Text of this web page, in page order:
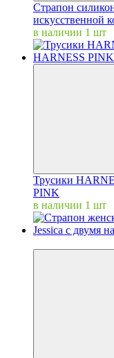
Страпон
искусственной
в наличии 1 шт
Трусики
PINK
в наличии 1 шт